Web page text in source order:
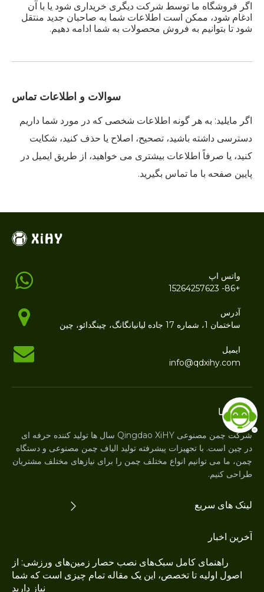
اگر فروشگاه ما توسط شرکت دیگری خریداری شود یا با آن
ادغام شود، ممکن است اطلاعات شما به صاحبان جدید منتقل
شود تا بتوانیم به فروش محصولات به شما ادامه دهیم.
سوالات و اطلاعات تماس
اگر مایلید: به هر گونه اطلاعات شخصی که در مورد شما داریم
دسترسی داشته باشید، تصحیح، اصلاح یا حذف کنید، شکایت
کنید، یا صرفاً اطلاعات بیشتری می خواهید، از طریق ایمیل در
پایین صفحه با ما تماس بگیرید.
واتس اپ
+86- 15264257623
آدرس
ساختمان 1، شماره 17 جاده لیانیانگانگ، چینگدائو، چین
ایمیل
info@qdxihy.com
درباره ما
شرکت چمن مصنوعی Qingdao XiHY سال ها تولید کننده حرفه ای
در چین است. با تجهیزات پیشرفته تولید الیاف چمن مصنوعی و دستگاه
چمن، ما می توانیم انواع مختلف چمن را برای نیازهای مختلف مشتریان
طراحی کنیم.
لینک های سریع
آخرین اخبار
راهنمای کامل سبک‌های نصب حصار زمین‌های ورزشی: از
اصول اولیه تا تخصص، این یک مقاله تمام چیزی است که شما
نیاز دارید